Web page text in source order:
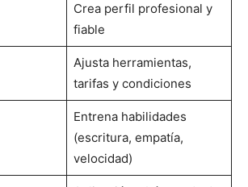
Crea perfil profesional y
fiable
Ajusta herramientas,
tarifas y condiciones
Entrena habilidades
(escritura, empatía,
velocidad)